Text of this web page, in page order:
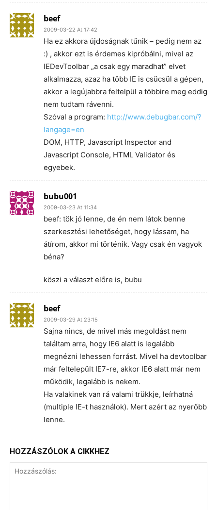
beef
2009-03-22 At 17:42
Ha ez akkora újdoságnak tűnik – pedig nem az
:) , akkor ezt is érdemes kipróbálni, mivel az
IEDevToolbar „a csak egy maradhat” elvet
alkalmazza, azaz ha több IE is csücsül a gépen,
akkor a legújabbra feltelpül a többire meg eddig
nem tudtam rávenni.
Szóval a program: http://www.debugbar.com/?
langage=en
DOM, HTTP, Javascript Inspector and
Javascript Console, HTML Validator és
egyebek.
bubu001
2009-03-23 At 11:34
beef: tök jó lenne, de én nem látok benne
szerkesztési lehetőséget, hogy lássam, ha
átírom, akkor mi történik. Vagy csak én vagyok
béna?
köszi a választ előre is, bubu
beef
2009-03-29 At 23:15
Sajna nincs, de mivel más megoldást nem
találtam arra, hogy IE6 alatt is legalább
megnézni lehessen forrást. Mivel ha devtoolbar
már feltelepült IE7-re, akkor IE6 alatt már nem
működik, legalább is nekem.
Ha valakinek van rá valami trükkje, leírhatná
(multiple IE-t használok). Mert azért az nyerőbb
lenne.
HOZZÁSZÓLOK A CIKKHEZ